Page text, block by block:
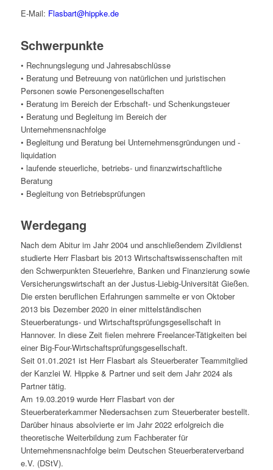
E-Mail: Flasbart@hippke.de
Schwerpunkte
• Rechnungslegung und Jahresabschlüsse
• Beratung und Betreuung von natürlichen und juristischen
Personen sowie Personengesellschaften
• Beratung im Bereich der Erbschaft- und Schenkungsteuer
• Beratung und Begleitung im Bereich der
Unternehmensnachfolge
• Begleitung und Beratung bei Unternehmensgründungen und -
liquidation
• laufende steuerliche, betriebs- und finanzwirtschaftliche
Beratung
• Begleitung von Betriebsprüfungen
Werdegang
Nach dem Abitur im Jahr 2004 und anschließendem Zivildienst
studierte Herr Flasbart bis 2013 Wirtschaftswissenschaften mit
den Schwerpunkten Steuerlehre, Banken und Finanzierung sowie
Versicherungswirtschaft an der Justus-Liebig-Universität Gießen.
Die ersten beruflichen Erfahrungen sammelte er von Oktober
2013 bis Dezember 2020 in einer mittelständischen
Steuerberatungs- und Wirtschaftsprüfungsgesellschaft in
Hannover. In diese Zeit fielen mehrere Freelancer-Tätigkeiten bei
einer Big-Four-Wirtschaftsprüfungsgesellschaft.
Seit 01.01.2021 ist Herr Flasbart als Steuerberater Teammitglied
der Kanzlei W. Hippke & Partner und seit dem Jahr 2024 als
Partner tätig.
Am 19.03.2019 wurde Herr Flasbart von der
Steuerberaterkammer Niedersachsen zum Steuerberater bestellt.
Darüber hinaus absolvierte er im Jahr 2022 erfolgreich die
theoretische Weiterbildung zum Fachberater für
Unternehmensnachfolge beim Deutschen Steuerberaterverband
e.V. (DStV).